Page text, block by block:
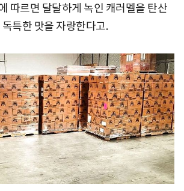
따르면 달달하게 녹인 캐러멜을 탄산
특한 맛을 자랑한다고.